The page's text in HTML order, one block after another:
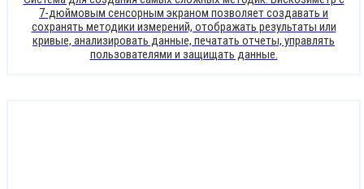
7-дюймовым сенсорным экраном позволяет создавать и
сохранять методики измерений, отображать результаты или
кривые, анализировать данные, печатать отчеты, управлять
пользователями и защищать данные.